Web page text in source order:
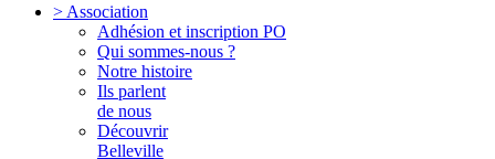
> Association
Adhésion et inscription PO
Qui sommes-nous ?
Notre histoire
Ils parlent
de nous
Découvrir
Belleville